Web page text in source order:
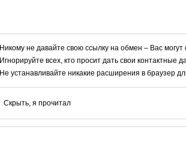
Никому не давайте свою ссылку на обмен – Вас могут
Игнорируйте всех, кто просит дать свои контактные
Не устанавливайте никакие расширения в браузер
Скрыть, я прочитал